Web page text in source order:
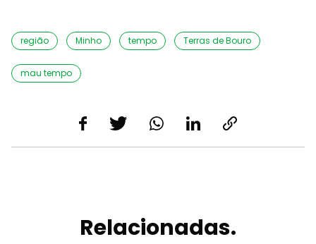
região Minho tempo Terras de Bouro
mau tempo
Relacionadas.